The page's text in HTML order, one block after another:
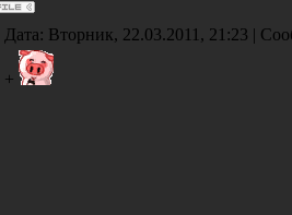
Дата: Вторник, 22.03.2011, 21:23 |
+